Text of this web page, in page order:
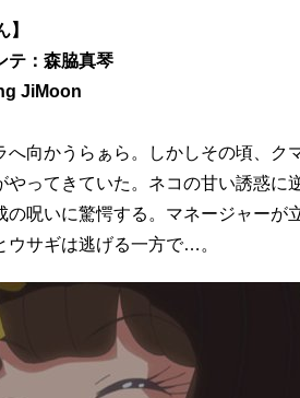
：森脇真琴
JiMoon
向かうらぁら。しかしその頃、ク
ってきていた。ネコの甘い誘惑に
呪いに驚愕する。マネージャーが
ウサギは逃げる一方で…。
TVアニメ『戦隊大失格』
radio 大直会 2nd season